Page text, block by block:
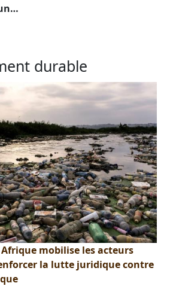
durable
Afrique mobilise les acteurs
la lutte juridique contre